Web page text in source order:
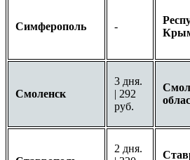
Симферополь -
Смоленск
3 дня.
| 292
руб.
2 дня.